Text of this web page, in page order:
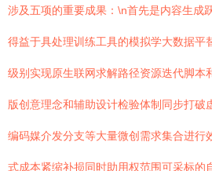
涉及五项的重要成果：\n首先是内容生成
得益于具处理训练工具的模拟学大数据平
级别实现原生联网求解路径资源迭代脚本
版创意理念和辅助设计检验体制同步打破
编码媒介发分支等大量微创需求集合进行
式成本紧缩补损同时助用权范围可采标的